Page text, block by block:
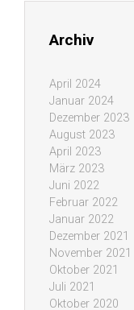
Archiv
April 2024
Januar 2024
Dezember 2023
August 2023
April 2023
März 2023
Juni 2022
Februar 2022
Januar 2022
Dezember 2021
November 2021
Oktober 2021
Juli 2021
Oktober 2020